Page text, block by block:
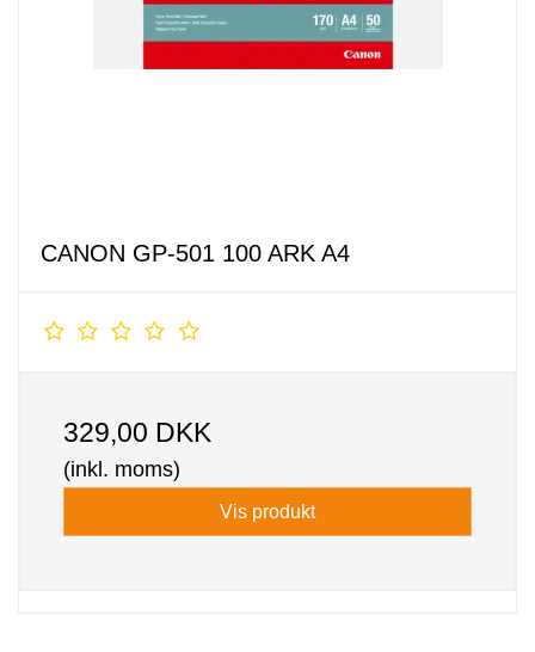
CANON GP-501 100 ARK A4
329,00 DKK
(inkl. moms)
Vis produkt